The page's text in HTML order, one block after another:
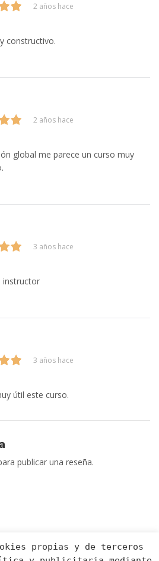
2 años hace
constructivo.
2 años hace
global me parece un curso muy
3 años hace
instructor
3 años hace
útil este curso.
publicar una reseña.
propias y de terceros